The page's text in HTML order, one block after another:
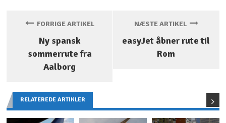
FORRIGE ARTIKEL
Ny spansk
sommerrute fra
Aalborg
NÆSTE ARTIKEL
easyJet åbner rute til
Rom
RELATEREDE ARTIKLER